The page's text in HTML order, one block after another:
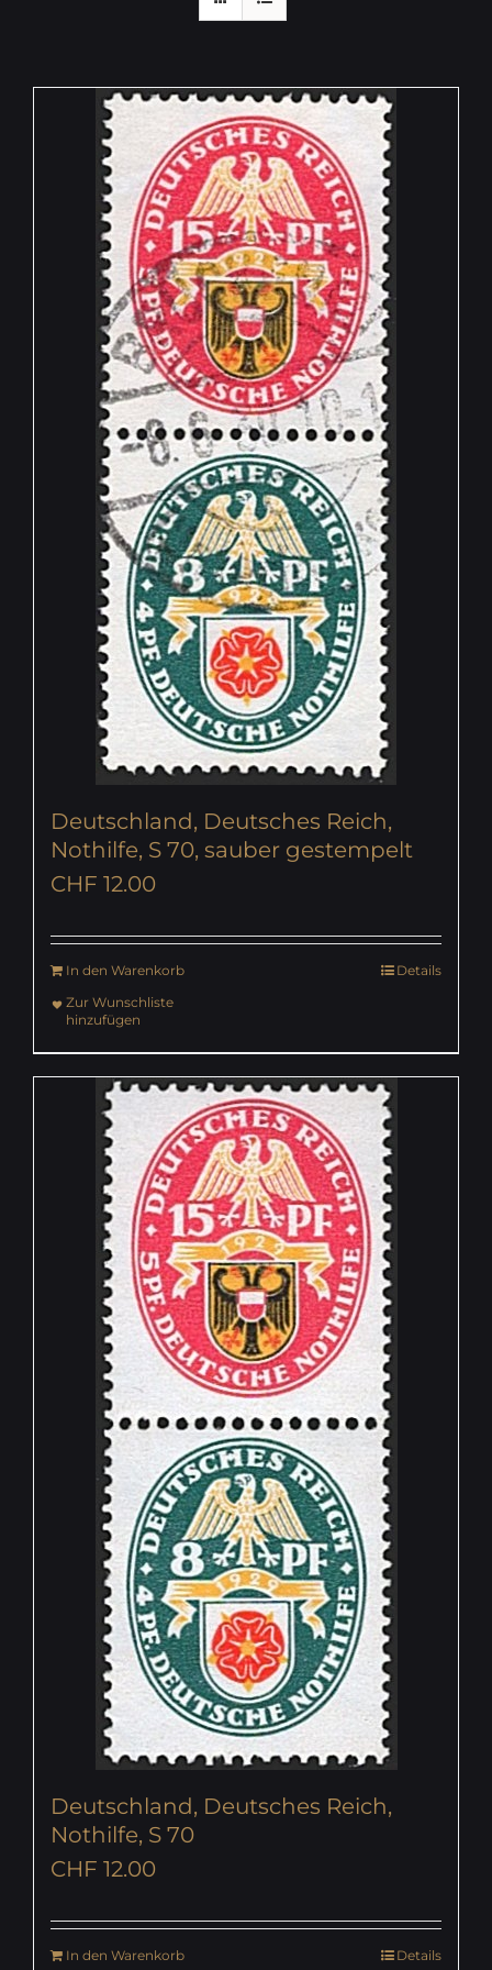
Deutschland, Deutsches Reich,
Nothilfe, S 70, sauber gestempelt
CHF 12.00
In den Warenkorb
Details
Zur Wunschliste
hinzufügen
Deutschland, Deutsches Reich,
Nothilfe, S 70
CHF 12.00
In den Warenkorb Details